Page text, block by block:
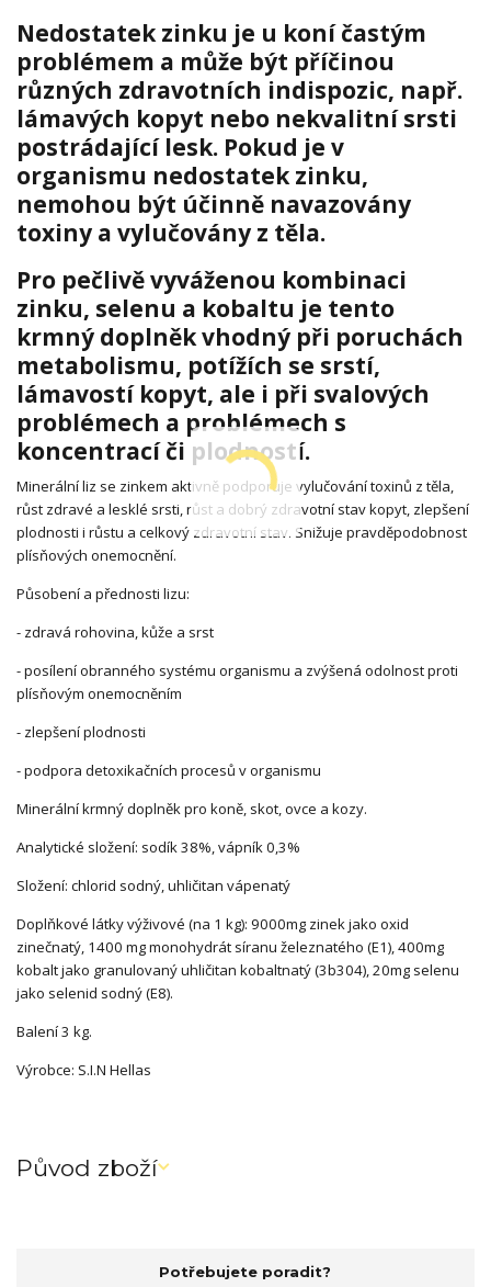
Nedostatek zinku je u koní častým
problémem a může být příčinou
různých zdravotních indispozic, např.
lámavých kopyt nebo nekvalitní srsti
postrádající lesk. Pokud je v
organismu nedostatek zinku,
nemohou být účinně navazovány
toxiny a vylučovány z těla.
Pro pečlivě vyváženou kombinaci
zinku, selenu a kobaltu je tento
krmný doplněk vhodný při poruchách
metabolismu, potížích se srstí,
lámavostí kopyt, ale i při svalových
problémech a problémech s
koncentrací či plodností.
Minerální liz se zinkem aktivně podporuje vylučování toxinů z těla,
růst zdravé a lesklé srsti, růst a dobrý zdravotní stav kopyt, zlepšení
plodnosti i růstu a celkový zdravotní stav. Snižuje pravděpodobnost
plísňových onemocnění.
Působení a přednosti lizu:
- zdravá rohovina, kůže a srst
- posílení obranného systému organismu a zvýšená odolnost proti
plísňovým onemocněním
- zlepšení plodnosti
- podpora detoxikačních procesů v organismu
Minerální krmný doplněk pro koně, skot, ovce a kozy.
Analytické složení: sodík 38%, vápník 0,3%
Složení: chlorid sodný, uhličitan vápenatý
Doplňkové látky výživové (na 1 kg): 9000mg zinek jako oxid
zinečnatý, 1400 mg monohydrát síranu železnatého (E1), 400mg
kobalt jako granulovaný uhličitan kobaltnatý (3b304), 20mg selenu
jako selenid sodný (E8).
Balení 3 kg.
Výrobce: S.I.N Hellas
Původ zboží
Potřebujete poradit?